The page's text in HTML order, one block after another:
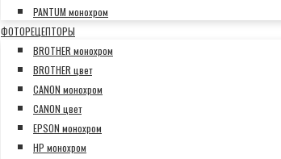
PANTUM монохром
ФОТОРЕЦЕПТОРЫ
BROTHER монохром
BROTHER цвет
CANON монохром
CANON цвет
EPSON монохром
HP монохром